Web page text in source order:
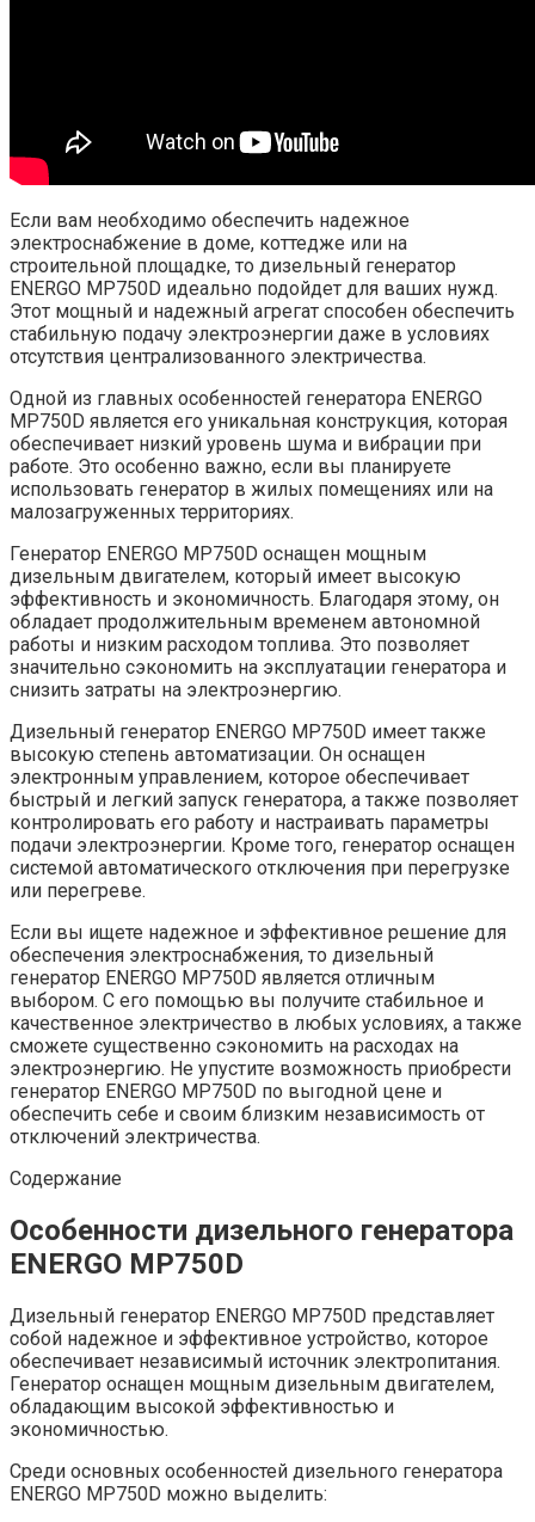
Если вам необходимо обеспечить надежное
электроснабжение в доме, коттедже или на
строительной площадке, то дизельный генератор
ENERGO MP750D идеально подойдет для ваших нужд.
Этот мощный и надежный агрегат способен обеспечить
стабильную подачу электроэнергии даже в условиях
отсутствия централизованного электричества.
Одной из главных особенностей генератора ENERGO
MP750D является его уникальная конструкция, которая
обеспечивает низкий уровень шума и вибрации при
работе. Это особенно важно, если вы планируете
использовать генератор в жилых помещениях или на
малозагруженных территориях.
Генератор ENERGO MP750D оснащен мощным
дизельным двигателем, который имеет высокую
эффективность и экономичность. Благодаря этому, он
обладает продолжительным временем автономной
работы и низким расходом топлива. Это позволяет
значительно сэкономить на эксплуатации генератора и
снизить затраты на электроэнергию.
Дизельный генератор ENERGO MP750D имеет также
высокую степень автоматизации. Он оснащен
электронным управлением, которое обеспечивает
быстрый и легкий запуск генератора, а также позволяет
контролировать его работу и настраивать параметры
подачи электроэнергии. Кроме того, генератор оснащен
системой автоматического отключения при перегрузке
или перегреве.
Если вы ищете надежное и эффективное решение для
обеспечения электроснабжения, то дизельный
генератор ENERGO MP750D является отличным
выбором. С его помощью вы получите стабильное и
качественное электричество в любых условиях, а также
сможете существенно сэкономить на расходах на
электроэнергию. Не упустите возможность приобрести
генератор ENERGO MP750D по выгодной цене и
обеспечить себе и своим близким независимость от
отключений электричества.
Содержание
Особенности дизельного генератора
ENERGO MP750D
Дизельный генератор ENERGO MP750D представляет
собой надежное и эффективное устройство, которое
обеспечивает независимый источник электропитания.
Генератор оснащен мощным дизельным двигателем,
обладающим высокой эффективностью и
экономичностью.
Среди основных особенностей дизельного генератора
ENERGO MP750D можно выделить: